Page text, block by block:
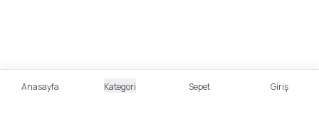
Anasayfa Kategori Sepet Giriş